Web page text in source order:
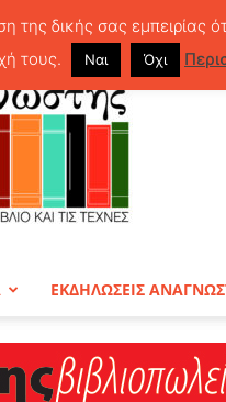
ΕΚΔΗΛΩΣΕΙΣ
δικής σας εμπειρίας
τους.
Ναι Όχι